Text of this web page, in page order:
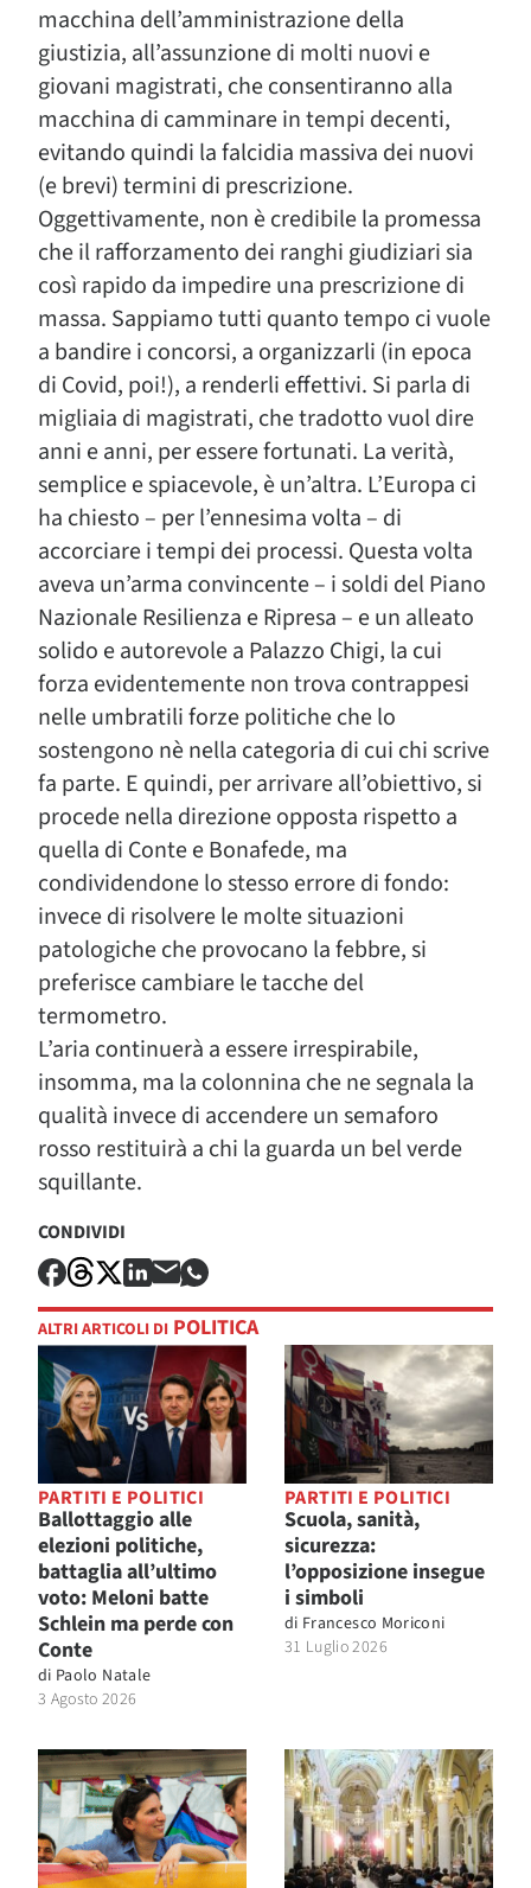
macchina dell’amministrazione della
giustizia, all’assunzione di molti nuovi e
giovani magistrati, che consentiranno alla
macchina di camminare in tempi decenti,
evitando quindi la falcidia massiva dei nuovi
(e brevi) termini di prescrizione.
Oggettivamente, non è credibile la promessa
che il rafforzamento dei ranghi giudiziari sia
così rapido da impedire una prescrizione di
massa. Sappiamo tutti quanto tempo ci vuole
a bandire i concorsi, a organizzarli (in epoca
di Covid, poi!), a renderli effettivi. Si parla di
migliaia di magistrati, che tradotto vuol dire
anni e anni, per essere fortunati. La verità,
semplice e spiacevole, è un’altra. L’Europa ci
ha chiesto – per l’ennesima volta – di
accorciare i tempi dei processi. Questa volta
aveva un’arma convincente – i soldi del Piano
Nazionale Resilienza e Ripresa – e un alleato
solido e autorevole a Palazzo Chigi, la cui
forza evidentemente non trova contrappesi
nelle umbratili forze politiche che lo
sostengono nè nella categoria di cui chi scrive
fa parte. E quindi, per arrivare all’obiettivo, si
procede nella direzione opposta rispetto a
quella di Conte e Bonafede, ma
condividendone lo stesso errore di fondo:
invece di risolvere le molte situazioni
patologiche che provocano la febbre, si
preferisce cambiare le tacche del
termometro.
L’aria continuerà a essere irrespirabile,
insomma, ma la colonnina che ne segnala la
qualità invece di accendere un semaforo
rosso restituirà a chi la guarda un bel verde
squillante.
CONDIVIDI
ALTRI ARTICOLI DI POLITICA
PARTITI E POLITICI
Ballottaggio alle
elezioni politiche,
battaglia all’ultimo
voto: Meloni batte
Schlein ma perde con
Conte
di Paolo Natale
3 Agosto 2026
PARTITI E POLITICI
Scuola, sanità,
sicurezza:
l’opposizione insegue
i simboli
di Francesco Moriconi
31 Luglio 2026